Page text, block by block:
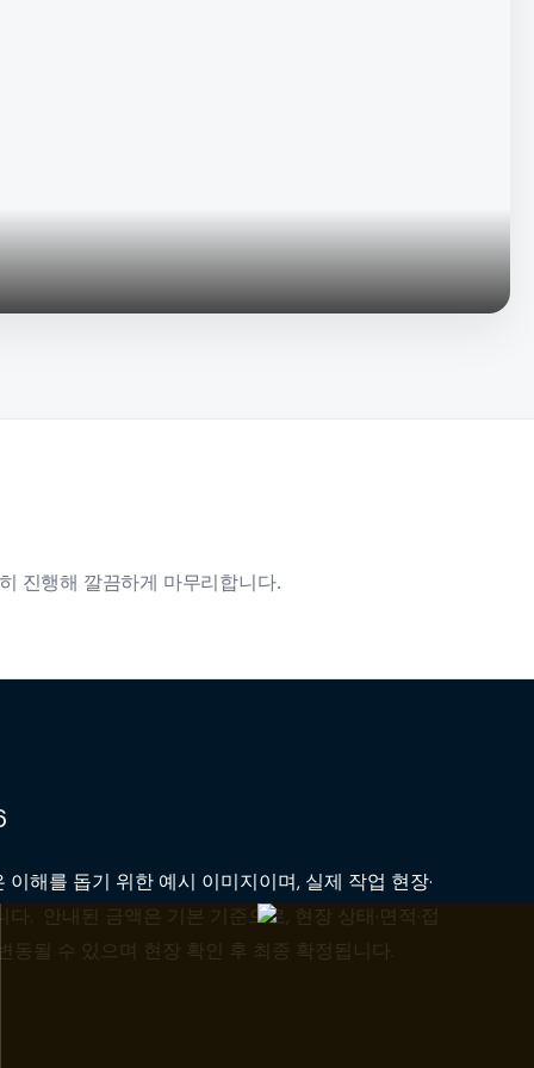
진행해 깔끔하게 마무리합니다.
해를 돕기 위한 예시 이미지이며, 실제 작업 현장·
다. 안내된 금액은 기본 기준으로, 현장 상태·면적·접
동될 수 있으며 현장 확인 후 최종 확정됩니다.